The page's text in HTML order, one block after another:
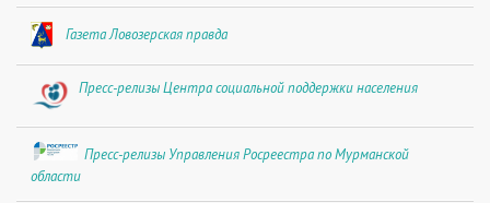
Газета Ловозерская правда
Пресс-релизы Центра социальной поддержки населения
Пресс-релизы Управления Росреестра по Мурманской
области